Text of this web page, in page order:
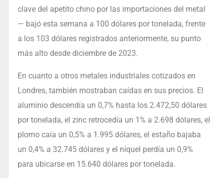
clave del apetito chino por las importaciones del metal
— bajó esta semana a 100 dólares por tonelada, frente
a los 103 dólares registrados anteriormente, su punto
más alto desde diciembre de 2023.
En cuanto a otros metales industriales cotizados en
Londres, también mostraban caídas en sus precios. El
aluminio descendía un 0,7% hasta los 2.472,50 dólares
por tonelada, el zinc retrocedía un 1% a 2.698 dólares, el
plomo caía un 0,5% a 1.995 dólares, el estaño bajaba
un 0,4% a 32.745 dólares y el níquel perdía un 0,9%
para ubicarse en 15.640 dólares por tonelada.